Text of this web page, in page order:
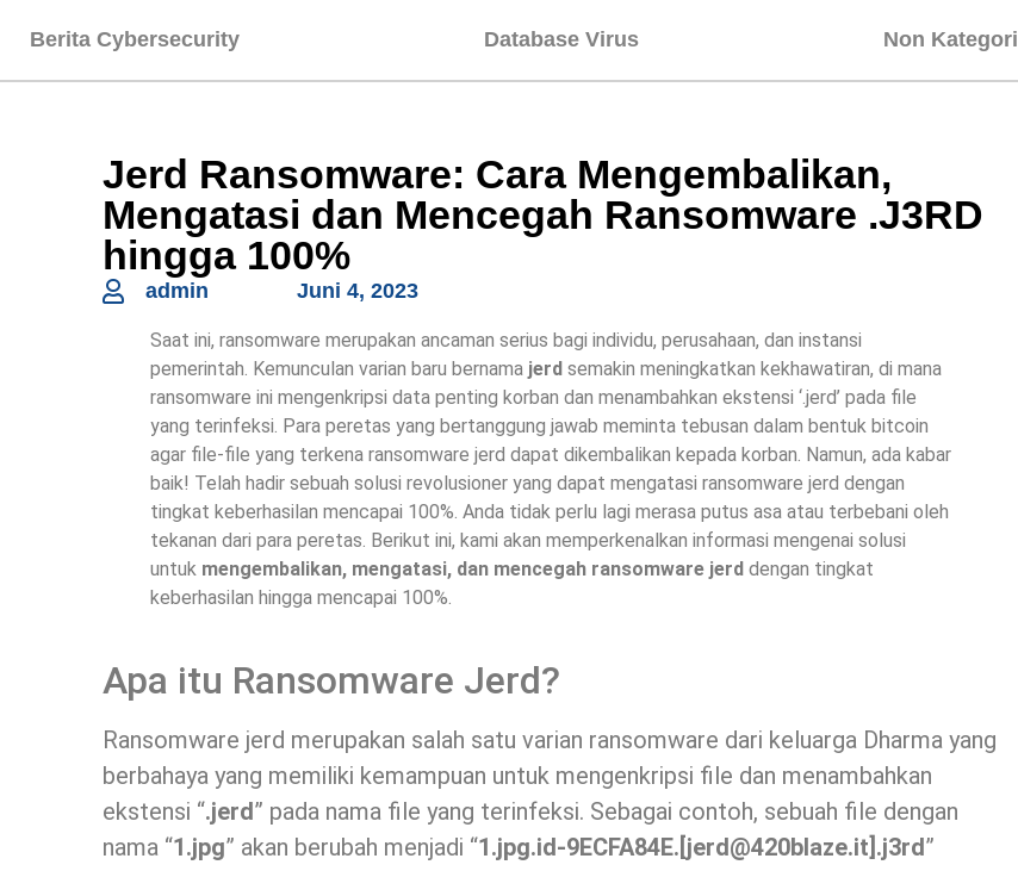
Berita Cybersecurity Database Virus Non Kategori
Jerd Ransomware: Cara Mengembalikan,
Mengatasi dan Mencegah Ransomware .J3RD
hingga 100%
admin Juni 4, 2023
Saat ini, ransomware merupakan ancaman serius bagi individu, perusahaan, dan instansi
pemerintah. Kemunculan varian baru bernama jerd semakin meningkatkan kekhawatiran, di mana
ransomware ini mengenkripsi data penting korban dan menambahkan ekstensi ‘.jerd’ pada file
yang terinfeksi. Para peretas yang bertanggung jawab meminta tebusan dalam bentuk bitcoin
agar file-file yang terkena ransomware jerd dapat dikembalikan kepada korban. Namun, ada kabar
baik! Telah hadir sebuah solusi revolusioner yang dapat mengatasi ransomware jerd dengan
tingkat keberhasilan mencapai 100%. Anda tidak perlu lagi merasa putus asa atau terbebani oleh
tekanan dari para peretas. Berikut ini, kami akan memperkenalkan informasi mengenai solusi
untuk mengembalikan, mengatasi, dan mencegah ransomware jerd dengan tingkat
keberhasilan hingga mencapai 100%.
Apa itu Ransomware Jerd?
Ransomware jerd merupakan salah satu varian ransomware dari keluarga Dharma yang
berbahaya yang memiliki kemampuan untuk mengenkripsi file dan menambahkan
ekstensi “.jerd” pada nama file yang terinfeksi. Sebagai contoh, sebuah file dengan
nama “1.jpg” akan berubah menjadi “1.jpg.id-9ECFA84E.[jerd@420blaze.it].j3rd”